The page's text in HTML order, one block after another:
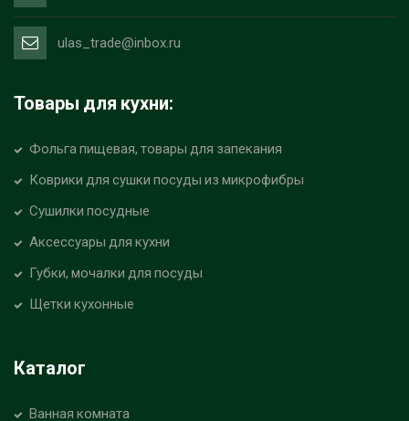
ulas_trade@inbox.ru
Товары для кухни:
Фольга пищевая, товары для запекания
Коврики для сушки посуды из микрофибры
Сушилки посудные
Аксессуары для кухни
Губки, мочалки для посуды
Щетки кухонные
Каталог
Ванная комната